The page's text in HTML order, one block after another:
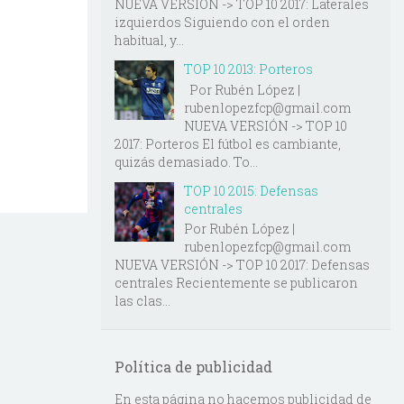
NUEVA VERSIÓN -> TOP 10 2017: Laterales
izquierdos Siguiendo con el orden
habitual, y...
TOP 10 2013: Porteros
Por Rubén López |
rubenlopezfcp@gmail.com
NUEVA VERSIÓN -> TOP 10
2017: Porteros El fútbol es cambiante,
quizás demasiado. To...
TOP 10 2015: Defensas
centrales
Por Rubén López |
rubenlopezfcp@gmail.com
NUEVA VERSIÓN -> TOP 10 2017: Defensas
centrales Recientemente se publicaron
las clas...
Política de publicidad
En esta página no hacemos publicidad de